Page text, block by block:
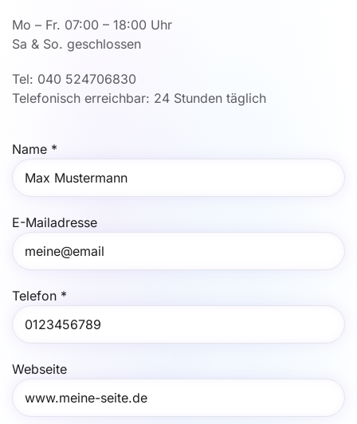
Mo – Fr. 07:00 – 18:00 Uhr
Sa & So. geschlossen
Tel: 040 524706830
Telefonisch erreichbar: 24 Stunden täglich
Name *
E-Mailadresse
Telefon *
Webseite